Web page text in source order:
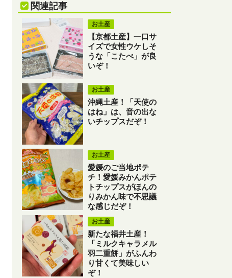
関連記事
お土産
【京都土産】一口サ
イズで女性ウケしそ
うな「こたべ」が良
いぞ！
お土産
沖縄土産！「天使の
はね」は、音の出な
いチップスだぞ！
お土産
愛媛のご当地ポテ
チ！愛媛みかんポテ
トチップスがほんの
りみかん味で不思議
な感じだぞ！
お土産
新たな福井土産！
「ミルクキャラメル
羽二重餅」がふんわ
り甘くて美味しい
ぞ！